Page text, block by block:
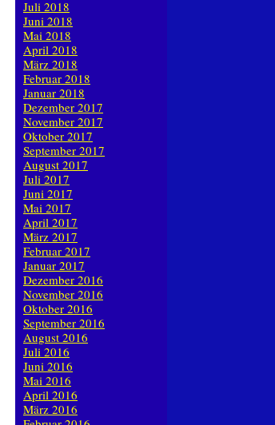
Juli 2018
Juni 2018
Mai 2018
April 2018
März 2018
Februar 2018
Januar 2018
Dezember 2017
November 2017
Oktober 2017
September 2017
August 2017
Juli 2017
Juni 2017
Mai 2017
April 2017
März 2017
Februar 2017
Januar 2017
Dezember 2016
November 2016
Oktober 2016
September 2016
August 2016
Juli 2016
Juni 2016
Mai 2016
April 2016
März 2016